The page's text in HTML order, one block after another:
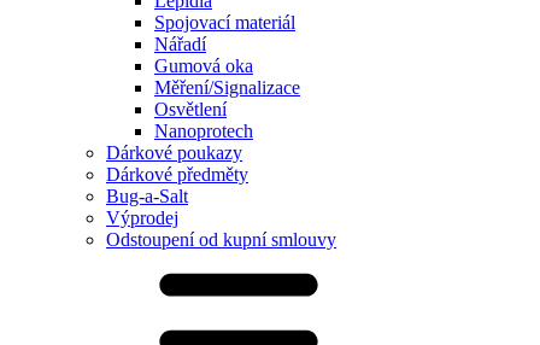
Spojovací materiál
Nářadí
Gumová oka
Měření/Signalizace
Osvětlení
Nanoprotech
Dárkové poukazy
Dárkové předměty
Bug-a-Salt
Výprodej
Odstoupení od kupní smlouvy